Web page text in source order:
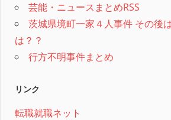
芸能・ニュースまとめRSS
茨城県境町一家４人事件 その後
は？？
行方不明事件まとめ
リンク
転職就職ネット